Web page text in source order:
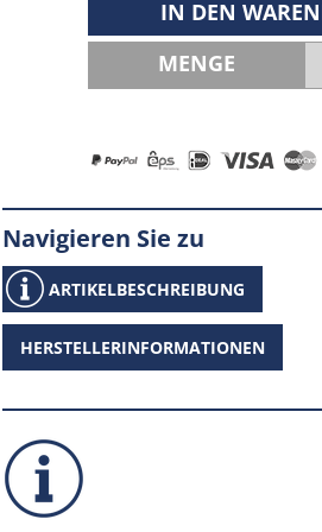
IN DEN
MENGE
Navigieren Sie zu
ARTIKELBESCHREIBUNG
HERSTELLERINFORMATIONEN